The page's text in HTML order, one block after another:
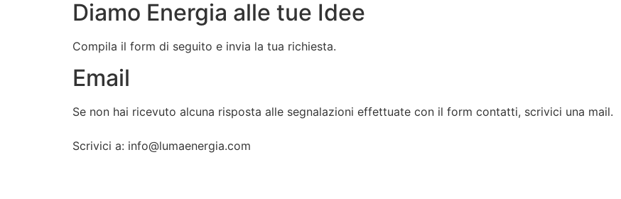
Diamo Energia alle tue Idee
Compila il form di seguito e invia la tua richiesta.
Email
Se non hai ricevuto alcuna risposta alle segnalazioni effettuate con il form contatti, scrivici una mail.
Scrivici a: info@lumaenergia.com